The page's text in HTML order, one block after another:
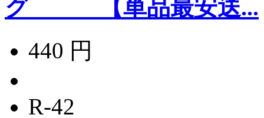
グ 【単品最安送...
440 円
R-42